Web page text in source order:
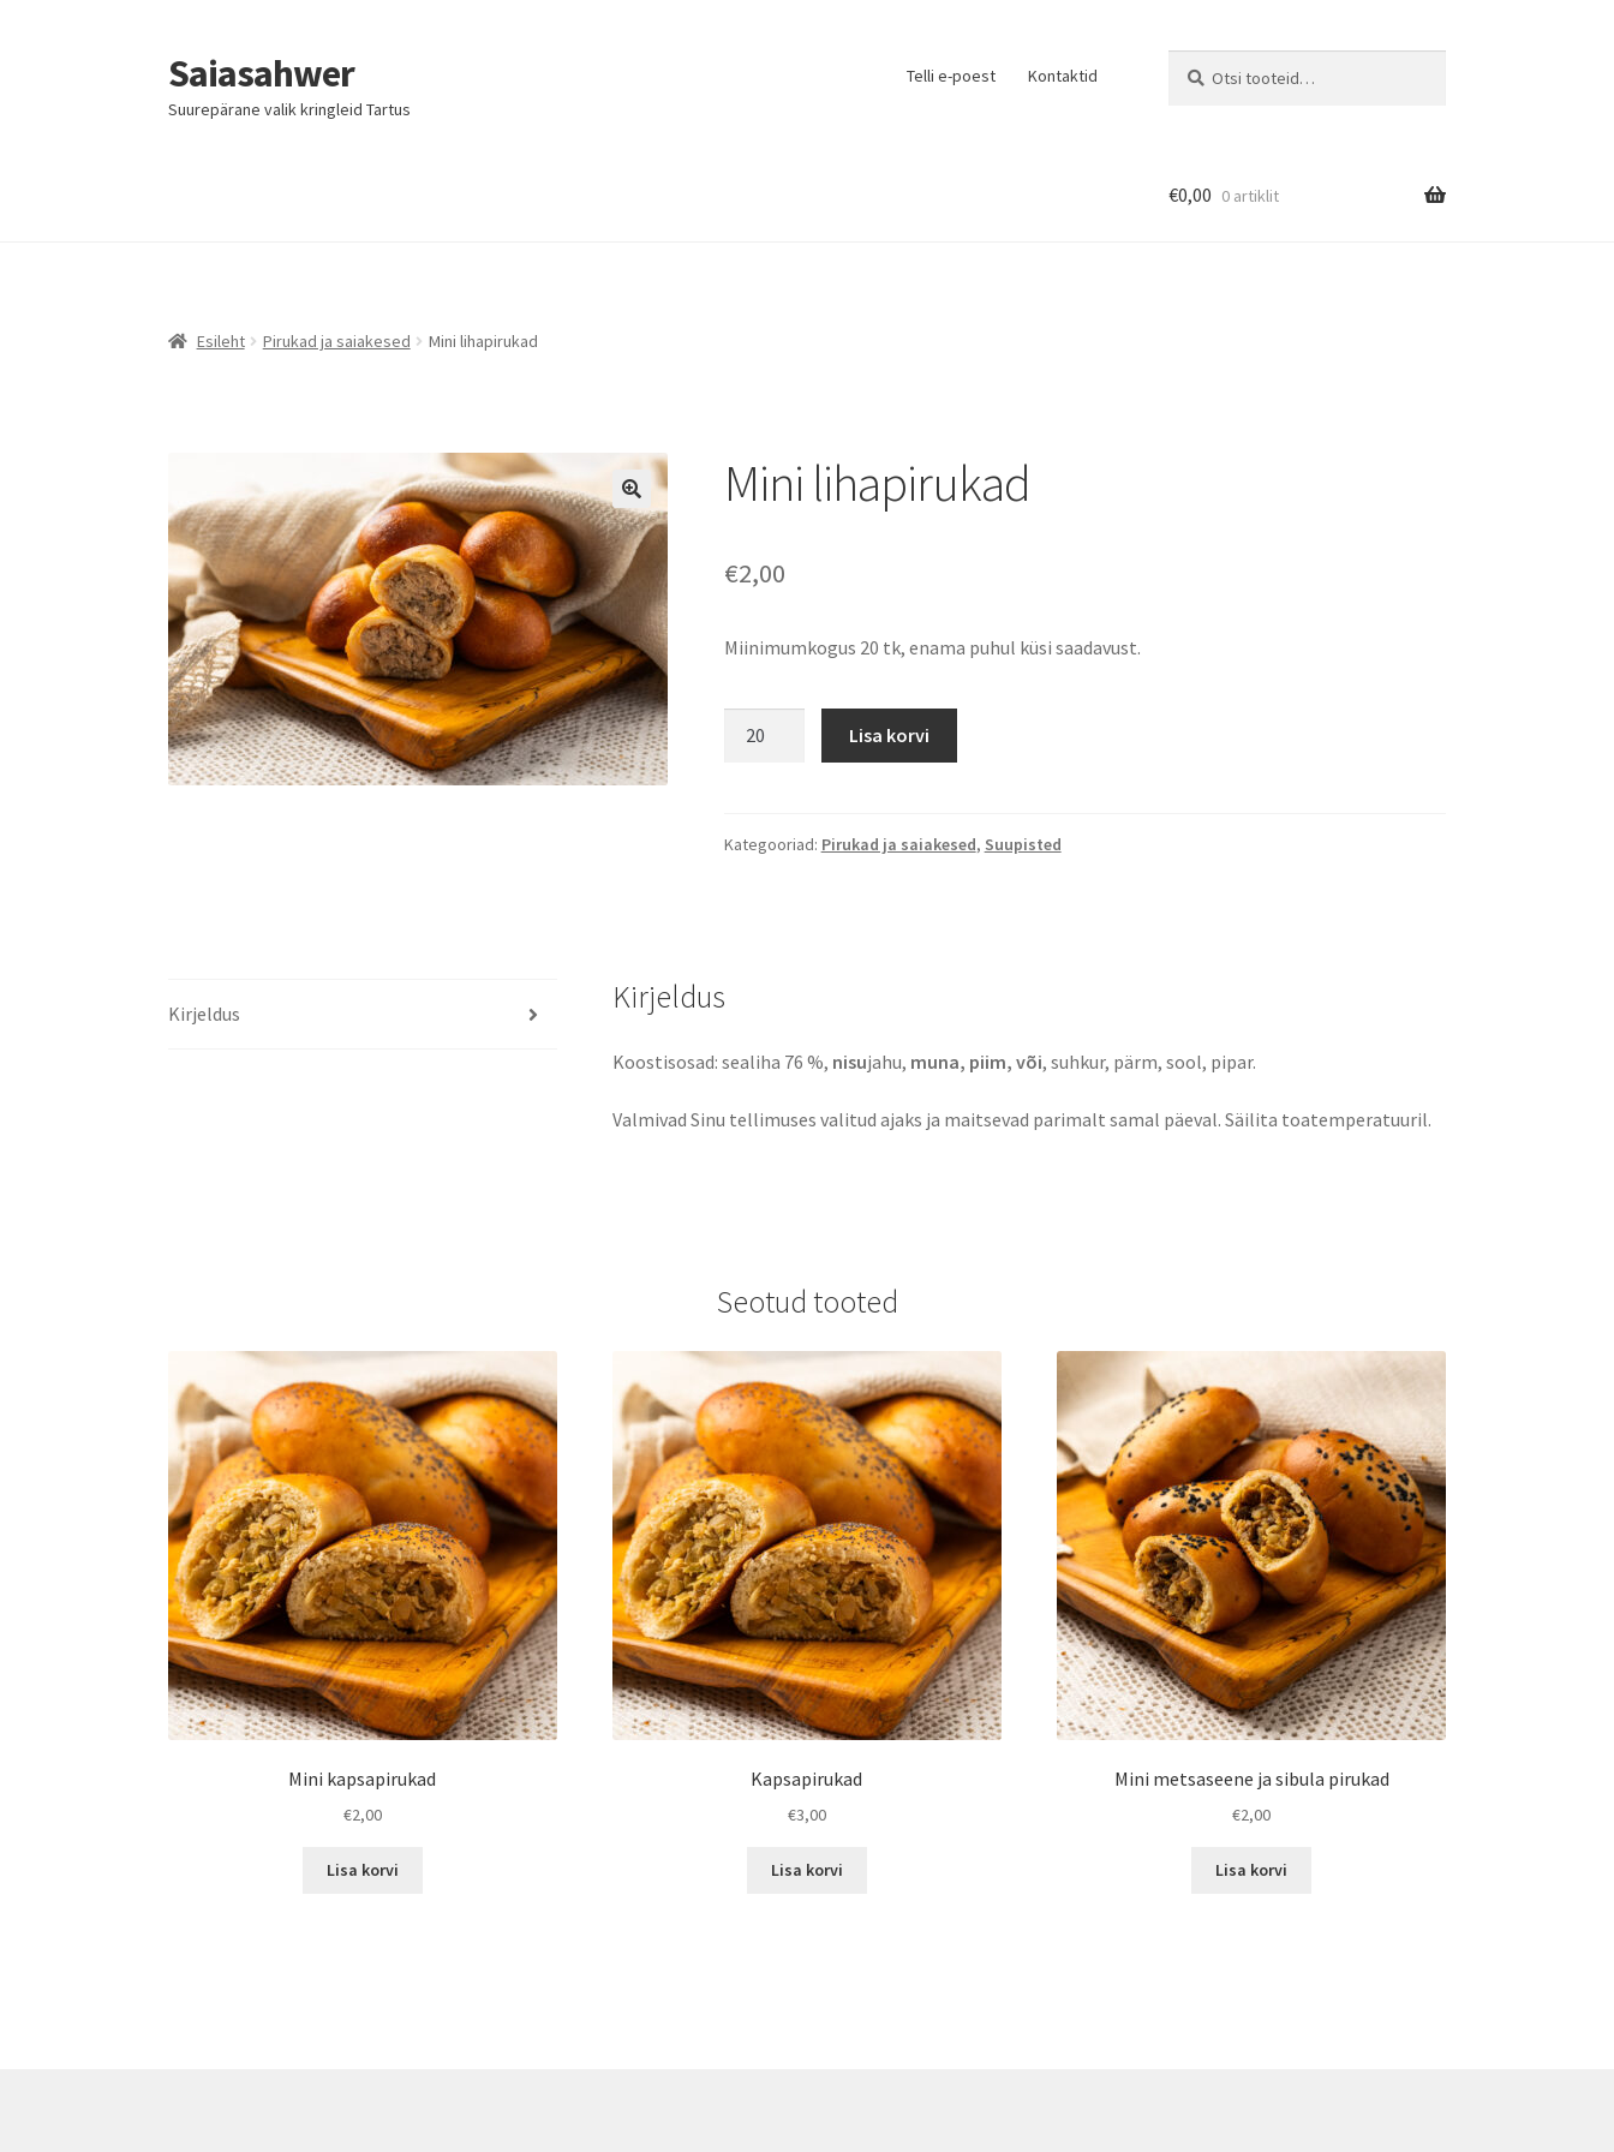
Liigu
navigeerimisele
Liigu
sisu
juurde
Saiasahwer
Suurepärane valik kringleid Tartus
Telli e-poest Kontaktid
€0,00 0 artiklit
Esileht Pirukad ja saiakesed Mini lihapirukad
🔍
Mini lihapirukad
€2,00
Miinimumkogus 20 tk, enama puhul küsi saadavust.
Lisa korvi
Kategooriad: Pirukad ja saiakesed, Suupisted
Kirjeldus Kirjeldus
Koostisosad: sealiha 76 %, nisujahu, muna, piim, või, suhkur, pärm, sool, pipar.
Valmivad Sinu tellimuses valitud ajaks ja maitsevad parimalt samal päeval. Säilita toatemperatuuril.
Seotud tooted
Mini kapsapirukad
€2,00
Lisa korvi
Kapsapirukad
€3,00
Lisa korvi
Mini metsaseene ja sibula pirukad
€2,00
Lisa korvi